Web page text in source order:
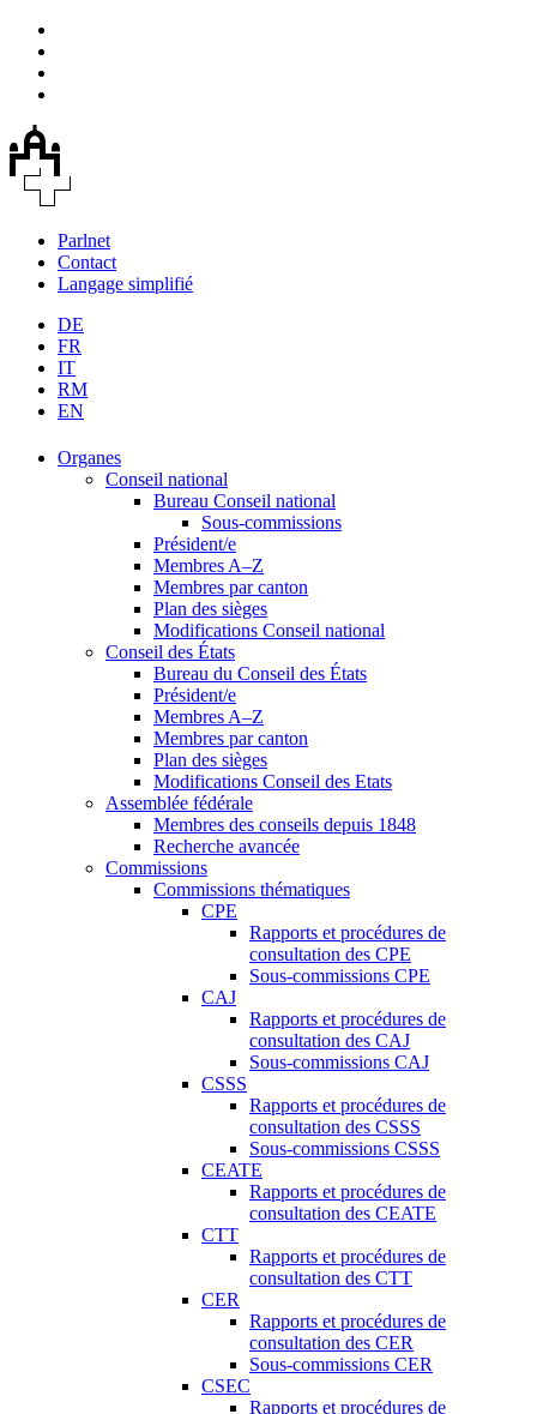
Parlnet
Contact
Langage simplifié
DE
FR
IT
RM
EN
Organes
Conseil national
Bureau Conseil national
Sous-commissions
Président/e
Membres A–Z
Membres par canton
Plan des sièges
Modifications Conseil national
Conseil des États
Bureau du Conseil des États
Président/e
Membres A–Z
Membres par canton
Plan des sièges
Modifications Conseil des Etats
Assemblée fédérale
Membres des conseils depuis 1848
Recherche avancée
Commissions
Commissions thématiques
CPE
Rapports et procédures de
consultation des CPE
Sous-commissions CPE
CAJ
Rapports et procédures de
consultation des CAJ
Sous-commissions CAJ
CSSS
Rapports et procédures de
consultation des CSSS
Sous-commissions CSSS
CEATE
Rapports et procédures de
consultation des CEATE
CTT
Rapports et procédures de
consultation des CTT
CER
Rapports et procédures de
consultation des CER
Sous-commissions CER
CSEC
Rapports et procédures de